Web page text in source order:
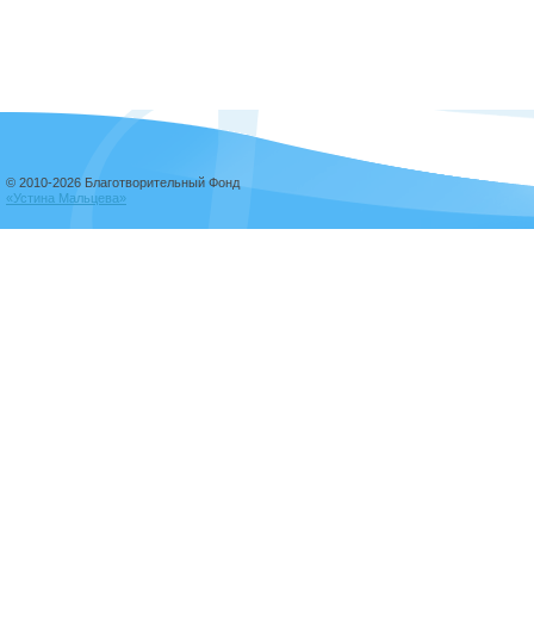
© 2010-2026 Благотворительный Фонд
«Устина Мальцева»